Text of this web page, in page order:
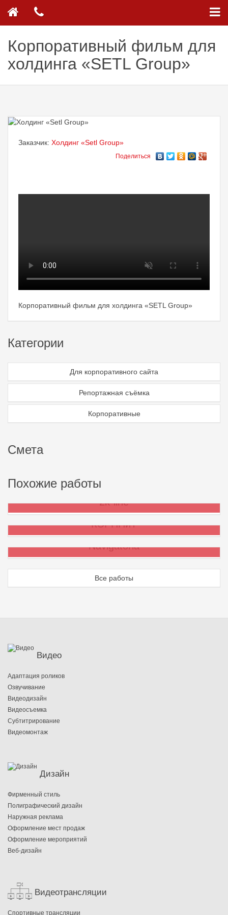
Корпоративный фильм для
холдинга «SETL Group»
Заказчик: Холдинг «Setl Group»
Поделиться
Корпоративный фильм для холдинга «SETL Group»
Категории
Для корпоративного сайта
Репортажная съёмка
Корпоративные
Смета
Похожие работы
2k-line
КЭРППиТ
Navigatoria
Все работы
Видео
Адаптация роликов
Озвучивание
Видеодизайн
Видеосъемка
Субтитрирование
Видеомонтаж
Дизайн
Фирменный стиль
Полиграфический дизайн
Наружная реклама
Оформление мест продаж
Оформление мероприятий
Веб-дизайн
Видеотрансляции
Cпортивные трансляции